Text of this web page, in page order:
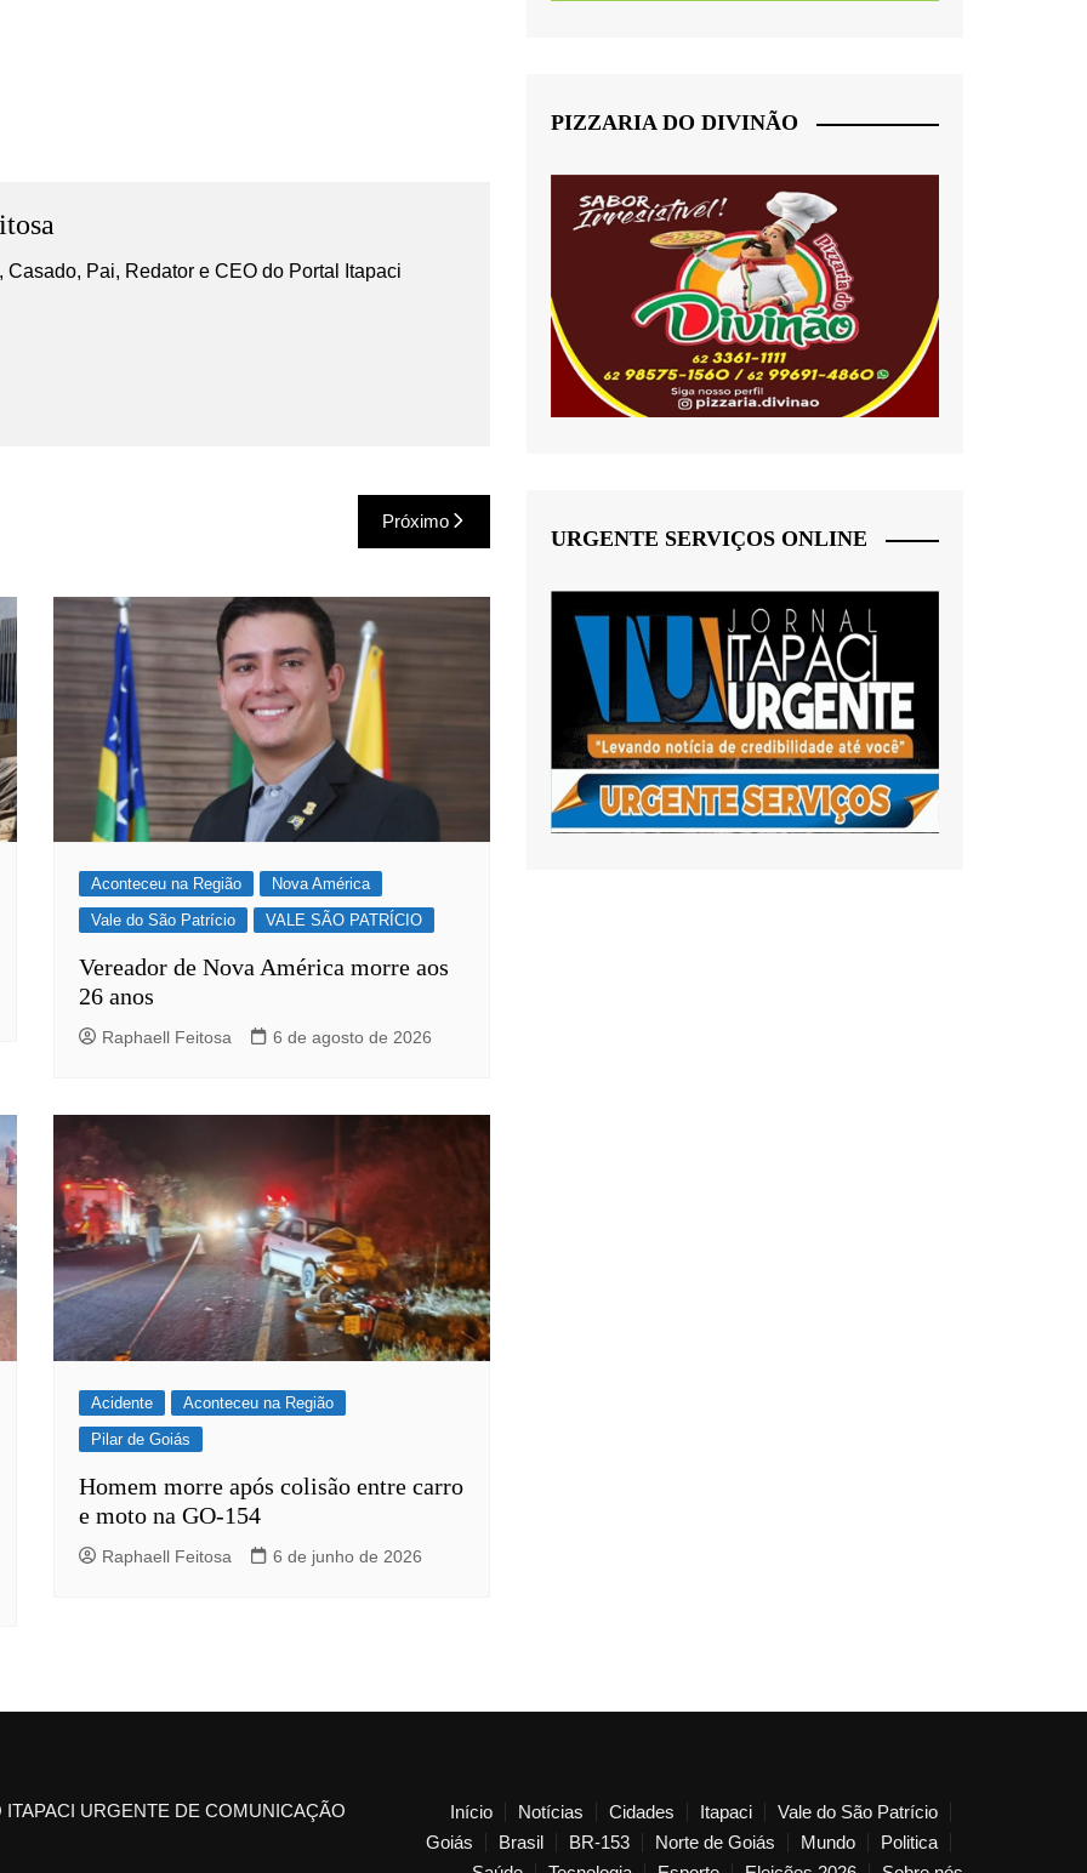
Casado, Pai, Redator e CEO do Portal Itapaci
Próximo
Aconteceu na Região
Nova América
Vale do São Patrício
VALE SÃO PATRÍCIO
Vereador de Nova América morre aos
26 anos
Raphaell Feitosa 6 de agosto de 2026
Acidente
Aconteceu na Região
Pilar de Goiás
Homem morre após colisão entre carro
e moto na GO-154
Raphaell Feitosa 6 de junho de 2026
PIZZARIA DO DIVINÃO
URGENTE SERVIÇOS ONLINE
URGENTE DE COMUNICAÇÃO Início Notícias Cidades Itapaci
Vale do São Patrício
Goiás
Brasil BR-153 Norte de Goiás Mundo
Politica